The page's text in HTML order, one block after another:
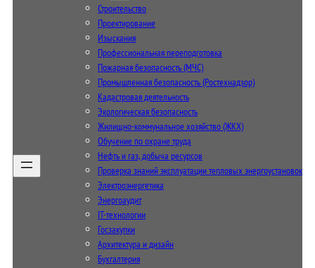
Строительство
Проектирование
Изыскания
Профессиональная переподготовка
Пожарная безопасность (МЧС)
Промышленная безопасность (Ростехнадзор)
Кадастровая деятельность
Экологическая безопасность
Жилищно-коммунальное хозяйство (ЖКХ)
Обучение по охране труда
Нефть и газ, добыча ресурсов
Проверка знаний эксплуатации тепловых энергоустановок
Электроэнергетика
Энергоаудит
IT-технологии
Госзакупки
Архитектура и дизайн
Бухгалтерия